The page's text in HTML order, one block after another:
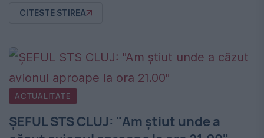
CITESTE STIREA
ACTUALITATE
ŞEFUL STS CLUJ: "Am ştiut unde a